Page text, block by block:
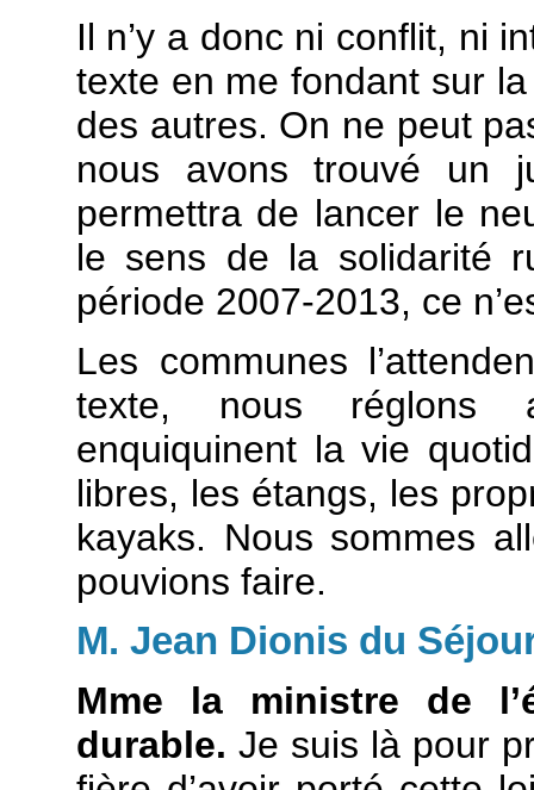
Il n’y a donc ni conflit, ni
texte en me fondant sur
des autres. On ne peut
nous avons trouvé un
permettra de lancer le
le sens de la solidarité
période 2007-2013, ce
Les communes
texte, nous réglons
enquiquinent la vie
libres, les étangs, les
kayaks. Nous sommes
pouvions faire.
M. Jean Dionis du
Mme la ministre de
durable. Je suis là pour